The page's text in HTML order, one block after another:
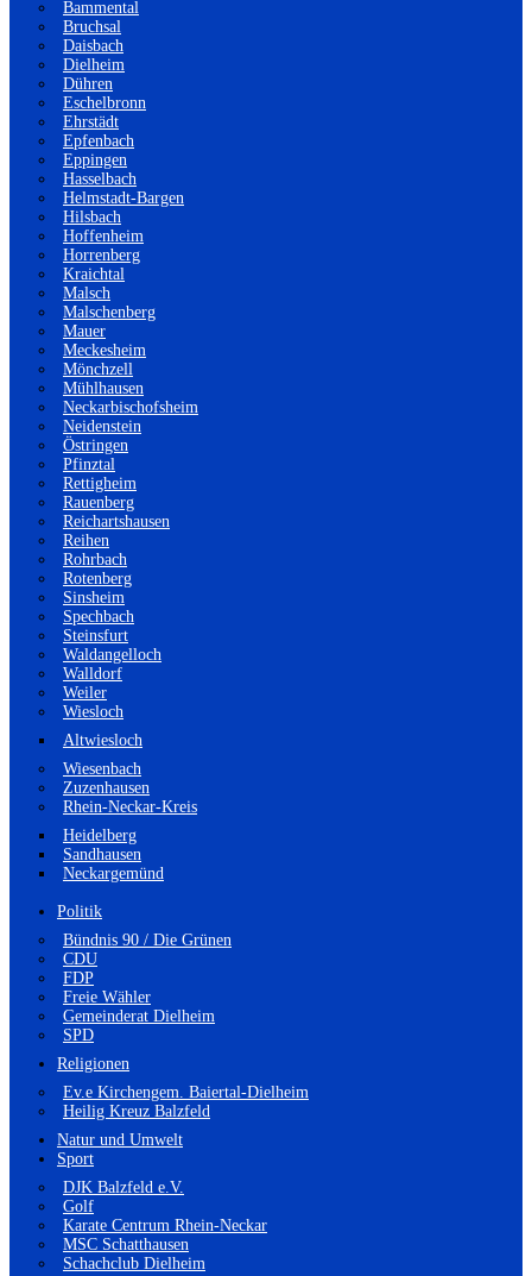
Bammental
Bruchsal
Daisbach
Dielheim
Dühren
Eschelbronn
Ehrstädt
Epfenbach
Eppingen
Hasselbach
Helmstadt-Bargen
Hilsbach
Hoffenheim
Horrenberg
Kraichtal
Malsch
Malschenberg
Mauer
Meckesheim
Mönchzell
Mühlhausen
Neckarbischofsheim
Neidenstein
Östringen
Pfinztal
Rettigheim
Rauenberg
Reichartshausen
Reihen
Rohrbach
Rotenberg
Sinsheim
Spechbach
Steinsfurt
Waldangelloch
Walldorf
Weiler
Wiesloch
Altwiesloch
Wiesenbach
Zuzenhausen
Rhein-Neckar-Kreis
Heidelberg
Sandhausen
Neckargemünd
Politik
Bündnis 90 / Die Grünen
CDU
FDP
Freie Wähler
Gemeinderat Dielheim
SPD
Religionen
Ev.e Kirchengem. Baiertal-Dielheim
Heilig Kreuz Balzfeld
Natur und Umwelt
Sport
DJK Balzfeld e.V.
Golf
Karate Centrum Rhein-Neckar
MSC Schatthausen
Schachclub Dielheim